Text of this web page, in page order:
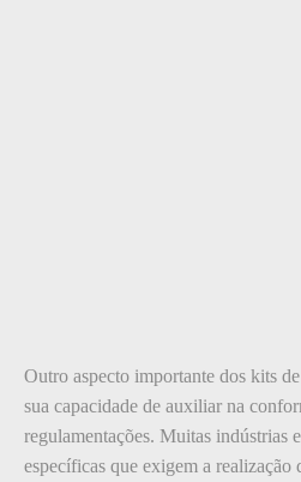
Outro aspecto importante dos kits
sua capacidade de auxiliar na
regulamentações. Muitas indústrias
específicas que exigem a realização